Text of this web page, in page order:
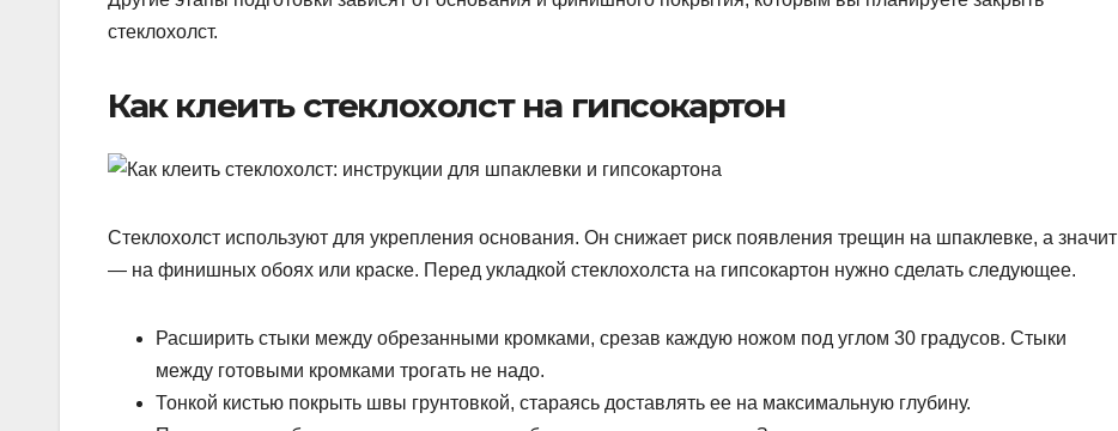
стеклохолст.
Как клеить стеклохолст на гипсокартон
Стеклохолст используют для укрепления основания. Он снижает риск появления трещин на шпаклевке, а значит
— на финишных обоях или краске. Перед укладкой стеклохолста на гипсокартон нужно сделать следующее.
Расширить стыки между обрезанными кромками, срезав каждую ножом под углом 30 градусов. Стыки
между готовыми кромками трогать не надо.
Тонкой кистью покрыть швы грунтовкой, стараясь доставлять ее на максимальную глубину.